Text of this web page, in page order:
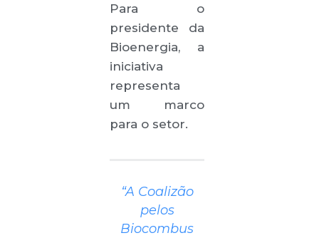
Para o
presidente da
Bioenergia, a
iniciativa
representa
um marco
para o setor.
“A Coalizão
pelos
Biocombus